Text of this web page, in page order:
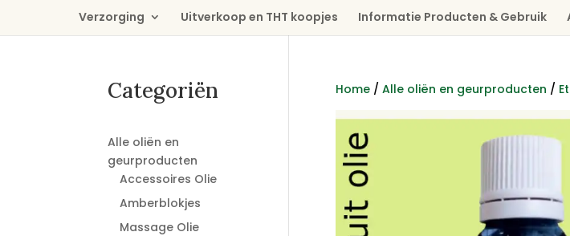
Verzorging Uitverkoop en THT koopjes Informatie Producten & Gebruik
Home/ Alle oliën en geurproducten /
Categoriën
Alle oliën en
geurproducten
Accessoires Olie
Amberblokjes
Massage Olie